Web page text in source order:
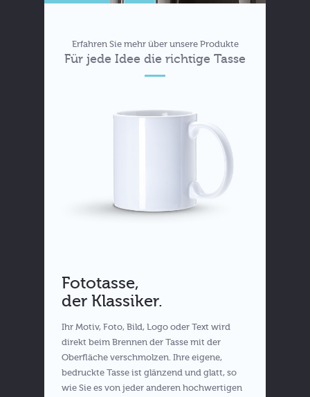
Erfahren Sie mehr über unsere Produkte
Für jede Idee die richtige Tasse
Fototasse,
der Klassiker.
Ihr Motiv, Foto, Bild, Logo oder Text wird
direkt beim Brennen der Tasse mit der
Oberfläche verschmolzen. Ihre eigene,
bedruckte Tasse ist glänzend und glatt, so
wie Sie es von jeder anderen hochwertigen